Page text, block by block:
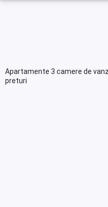
Apartamente 3 camere de
preturi